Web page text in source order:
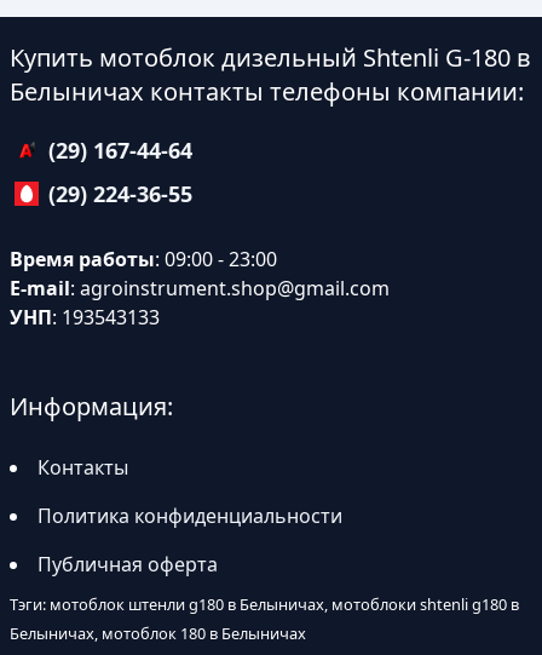
Купить мотоблок дизельный Shtenli G-180 в
Белыничах контакты телефоны компании:
(29) 167-44-64
(29) 224-36-55
Время работы: 09:00 - 23:00
E-mail: agroinstrument.shop@gmail.com
УНП: 193543133
Информация:
Контакты
Политика конфиденциальности
Публичная оферта
Тэги: мотоблок штенли g180 в Белыничах, мотоблоки shtenli g180 в
Белыничах, мотоблок 180 в Белыничах